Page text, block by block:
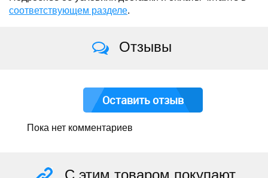
соответствующем разделе.
Отзывы
Оставить отзыв
Пока нет комментариев